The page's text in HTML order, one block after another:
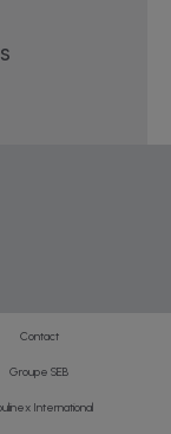
Contact
Groupe SEB
International